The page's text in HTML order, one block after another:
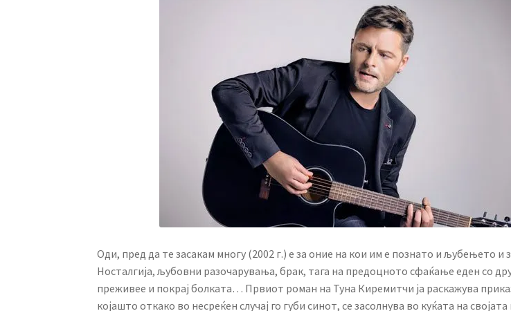
Оди, пред да те засакам многу (2002 г.) е за оние на кои им е познато и љубењето и
Носталгија, љубовни разочарувања, брак, тага на предоцното сфаќање еден со
преживее и покрај болката… Првиот роман на Туна Киремитчи ја раскажува
којашто откако во несреќен случај го губи синот, се засолнува во куќата на